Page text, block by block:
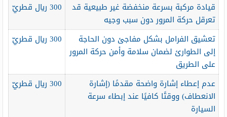
قيادة مركبة بسرعة منخفضة غير طبيعية قد
تعرقل حركة المرور دون سبب وجيه
300 ريال قطريّ
تعشيق الفرامل بشكل مفاجئ دون الحاجة
إلى الطوارئ لضمان سلامة وأمن حركة المرور
على الطريق
300 ريال قطريّ
عدم إعطاء إشارة واضحة مقدمًا (إشارة
الانعطاف) ووقتًا كافيًا عند إبطاء سرعة
السيارة
300 ريال قطريّ